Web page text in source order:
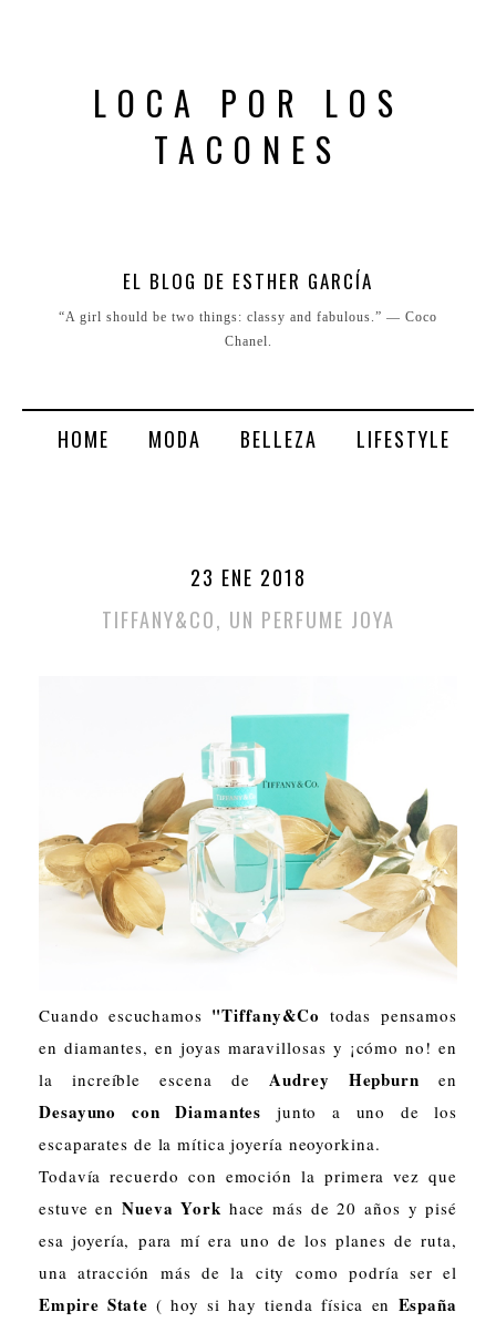
LOCA POR LOS
TACONES
EL BLOG DE ESTHER GARCÍA
“A girl should be two things: classy and fabulous.” ― Coco
Chanel.
HOME MODA BELLEZA LIFESTYLE
23 ENE 2018
TIFFANY&CO, UN PERFUME JOYA
Cuando escuchamos "Tiffany&Co todas pensamos
en diamantes, en joyas maravillosas y ¡cómo no! en
la increíble escena de Audrey Hepburn en
Desayuno con Diamantes junto a uno de los
escaparates de la mítica joyería neoyorkina.
Todavía recuerdo con emoción la primera vez que
estuve en Nueva York hace más de 20 años y pisé
esa joyería, para mí era uno de los planes de ruta,
una atracción más de la city como podría ser el
Empire State( hoy si hay tienda física en España